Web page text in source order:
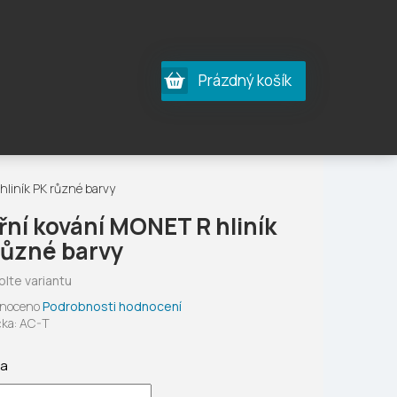
Nákupní
košík
Prázdný košík
kování MONET R hliník
barvy
variantu
Podrobnosti hodnocení
AC-T
PK různé barvy